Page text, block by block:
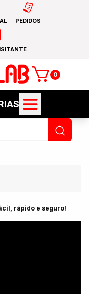
PEDIDOS
0
rápido e seguro!